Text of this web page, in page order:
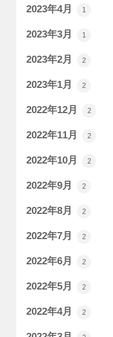
2023年4月 1
2023年3月 1
2023年2月 2
2023年1月 2
2022年12月 2
2022年11月 2
2022年10月 2
2022年9月 2
2022年8月 2
2022年7月 2
2022年6月 2
2022年5月 2
2022年4月 2